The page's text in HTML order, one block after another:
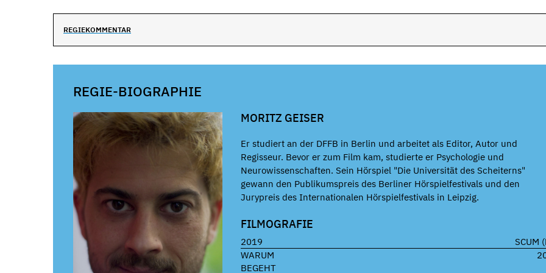
REGIEKOMMENTAR
REGIE-BIOGRAPHIE
MORITZ GEISER
Er studiert an der DFFB in Berlin und arbeitet als Editor, Autor und
Regisseur. Bevor er zum Film kam, studierte er Psychologie und
Neurowissenschaften. Sein Hörspiel "Die Universität des Scheiterns"
gewann den Publikumspreis des Berliner Hörspielfestivals und den
Jurypreis des Internationalen Hörspielfestivals in Leipzig.
FILMOGRAFIE
2019
SCUM
WARUM
BEGEHT